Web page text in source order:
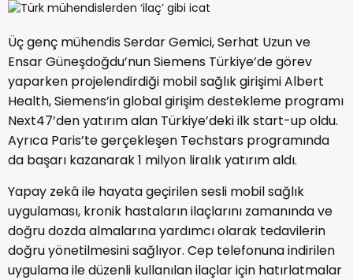
Üç genç mühendis Serdar Gemici, Serhat Uzun ve
Ensar Güneşdoğdu’nun Siemens Türkiye’de görev
yaparken projelendirdiği mobil sağlık girişimi Albert
Health, Siemens’in global girişim destekleme programı
Next47’den yatırım alan Türkiye’deki ilk start-up oldu.
Ayrıca Paris’te gerçekleşen Techstars programında
da başarı kazanarak 1 milyon liralık yatırım aldı.
Yapay zekâ ile hayata geçirilen sesli mobil sağlık
uygulaması, kronik hastaların ilaçlarını zamanında ve
doğru dozda almalarına yardımcı olarak tedavilerin
doğru yönetilmesini sağlıyor. Cep telefonuna indirilen
uygulama ile düzenli kullanılan ilaçlar için hatırlatmalar